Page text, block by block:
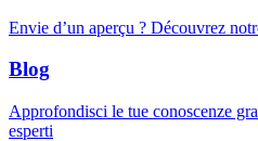
Envie d’un aperçu ? Découvrez
Blog
Approfondisci le tue conoscenze
esperti